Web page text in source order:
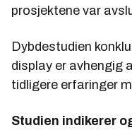
prosjektene var
Dybdestudien
display er avhengig
tidligere erfaringer
Studien indikerer